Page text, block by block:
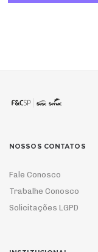
NOSSOS CONTATOS
Fale Conosco
Trabalhe Conosco
Solicitações LGPD